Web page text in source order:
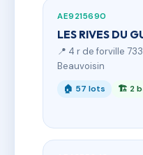
AE9215690
LES RIVES DU
📍 4 r de forville
Beauvoisin
🏠 57 lots 🏗 2